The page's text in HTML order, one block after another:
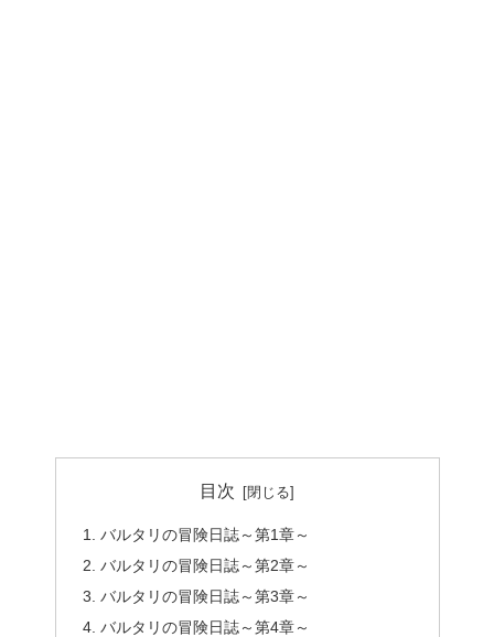
目次
バルタリの冒険日誌～第1章～
バルタリの冒険日誌～第2章～
バルタリの冒険日誌～第3章～
バルタリの冒険日誌～第4章～